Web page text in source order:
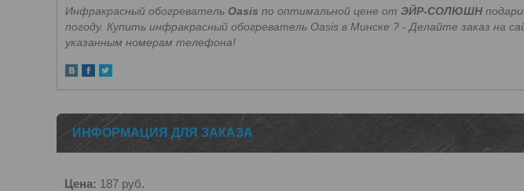
Инфракрасный обогреватель Oasis по оптимальной цене от ЭЙР-СОЛЮШН
погоду. Купить инфракрасный обогреватель Oasis в Минске ? - Делайте заказ на
указанным номерам телефона!
ИНФОРМАЦИЯ ДЛЯ ЗАКАЗА
Цена: 187 руб.